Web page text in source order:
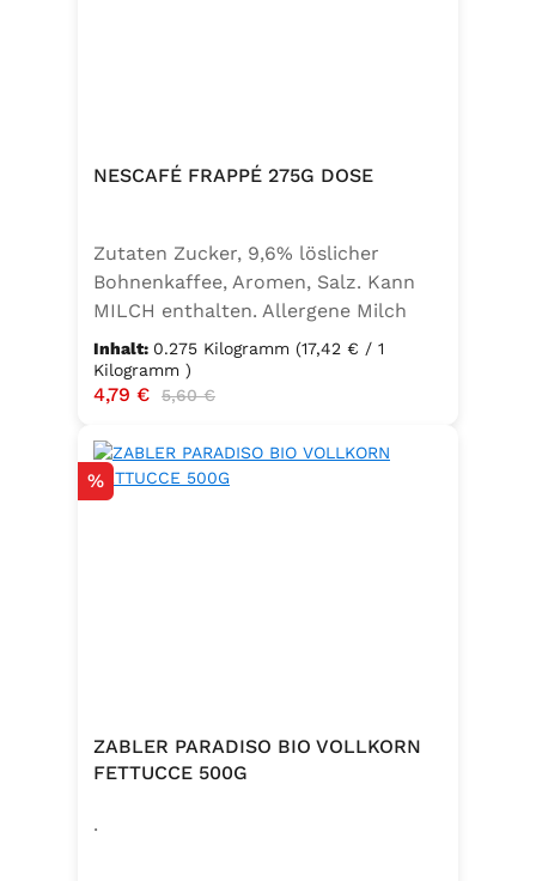
NESCAFÉ FRAPPÉ 275G DOSE
Zutaten Zucker, 9,6% löslicher
Bohnenkaffee, Aromen, Salz. Kann
MILCH enthalten. Allergene Milch
und daraus gewonnene Erzeugnisse
Inhalt: 0.275 Kilogramm (17,42 € / 1
Kilogramm )
Verkaufspreis:
4,79 € Regulärer Preis:
5,60 €
Rabatt
%
ZABLER PARADISO BIO VOLLKORN
FETTUCCE 500G
.